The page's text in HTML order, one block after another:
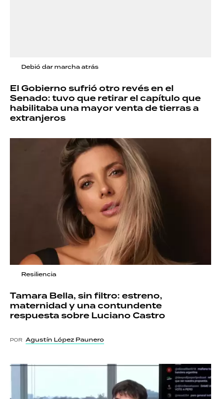
Debió dar marcha atrás
El Gobierno sufrió otro revés en el
Senado: tuvo que retirar el capítulo que
habilitaba una mayor venta de tierras a
extranjeros
Resiliencia
Tamara Bella, sin filtro: estreno,
maternidad y una contundente
respuesta sobre Luciano Castro
POR Agustín López Paunero